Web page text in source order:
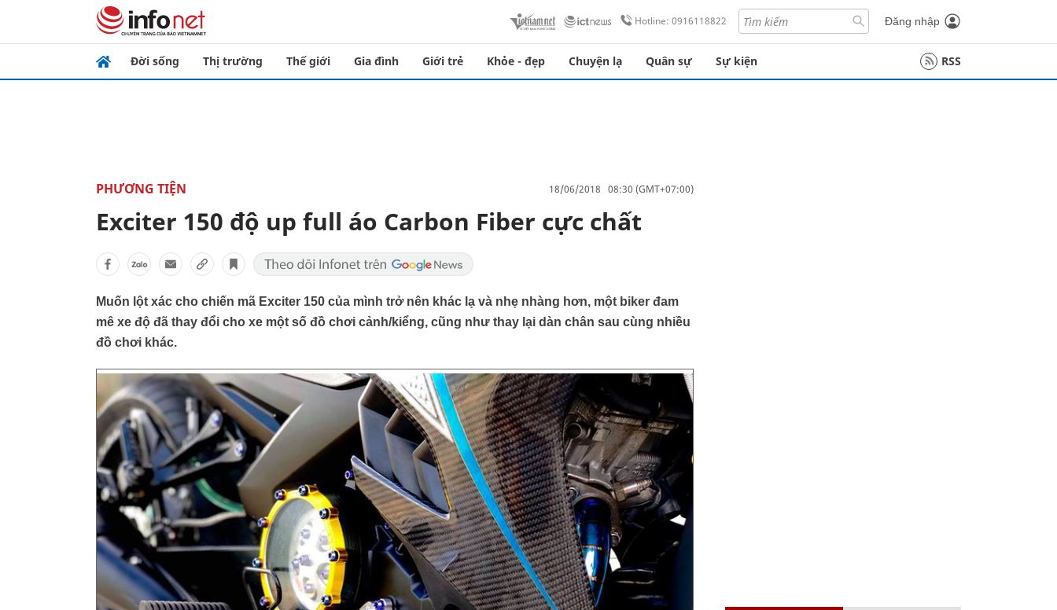
Hotline: 0916118822 Đăng nhập
Đời sống Thị trường Thế giới Gia đình Giới trẻ Khỏe - đẹp Chuyện lạ Quân sự Sự kiện RSS
PHƯƠNG TIỆN 18/06/2018 08:30 (GMT+07:00)
Exciter 150 độ up full áo Carbon Fiber cực chất
Muốn lột xác cho chiến mã Exciter 150 của mình trở nên khác lạ và nhẹ nhàng hơn, một biker đam
mê xe độ đã thay đổi cho xe một số đồ chơi cảnh/kiểng, cũng như thay lại dàn chân sau cùng nhiều
đồ chơi khác.